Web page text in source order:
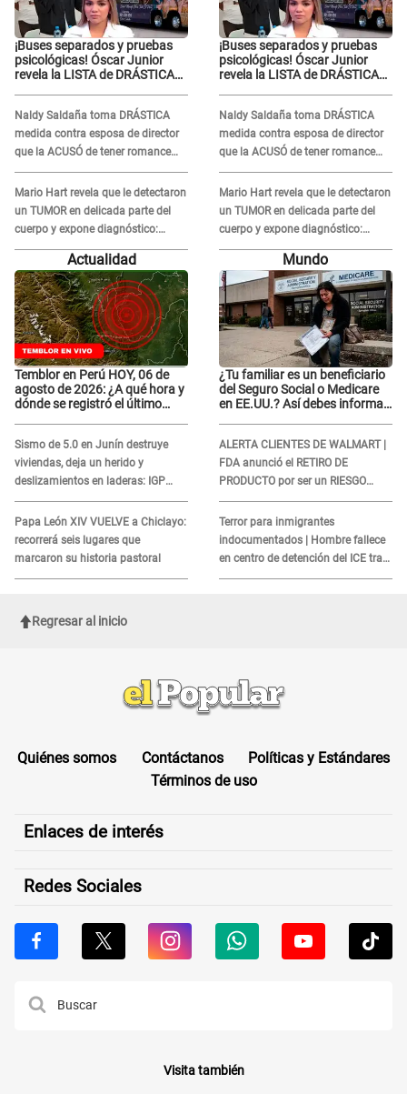
¡Buses separados y pruebas
psicológicas! Óscar Junior
revela la LISTA de DRÁSTICAS
Naldy Saldaña
Naldy Saldaña toma DRÁSTICA
medida contra esposa de director
que la ACUSÓ de tener romance
con él: "Muy triste..."
Mario Hart revela que le detectaron
un TUMOR en delicada parte del
cuerpo y expone diagnóstico:
"Dolores muy fuertes..."
¡Buses separados y pruebas
psicológicas! Óscar Junior
revela la LISTA de DRÁSTICAS
Naldy Saldaña
Naldy Saldaña toma DRÁSTICA
medida contra esposa de director
que la ACUSÓ de tener romance
con él: "Muy triste..."
Mario Hart revela que le detectaron
un TUMOR en delicada parte del
cuerpo y expone diagnóstico:
"Dolores muy fuertes..."
Actualidad
Temblor en Perú HOY, 06 de
agosto de 2026: ¿A qué hora y
dónde se registró el último
Sismo de 5.0 en Junín destruye
viviendas, deja un herido y
deslizamientos en laderas: IGP
alerta sobre posibles réplicas
Papa León XIV VUELVE a Chiclayo:
recorrerá seis lugares que
marcaron su historia pastoral
Mundo
¿Tu familiar es un beneficiario
del Seguro Social o Medicare
en EE.UU.? Así debes informar
ALERTA CLIENTES DE WALMART |
FDA anunció el RETIRO DE
PRODUCTO por ser un RIESGO
MORTAL para consumidores: ¿Cuál
es?
Terror para inmigrantes
indocumentados | Hombre fallece
en centro de detención del ICE tras
sufrir una "emergencia médica"
Regresar al inicio
Quiénes somos Contáctanos
Políticas y Estándares
Términos de uso
Enlaces de interés
Redes Sociales
Visita también